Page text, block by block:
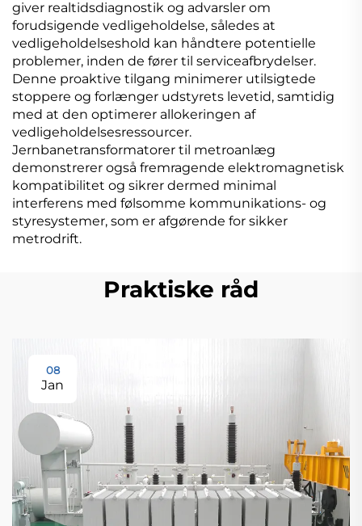
giver realtidsdiagnostik og advarsler om
forudsigende vedligeholdelse, således at
vedligeholdelseshold kan håndtere potentielle
problemer, inden de fører til serviceafbrydelser.
Denne proaktive tilgang minimerer utilsigtede
stoppere og forlænger udstyrets levetid, samtidig
med at den optimerer allokeringen af
vedligeholdelsesressourcer.
Jernbanetransformatorer til metroanlæg
demonstrerer også fremragende elektromagnetisk
kompatibilitet og sikrer dermed minimal
interferens med følsomme kommunikations- og
styresystemer, som er afgørende for sikker
metrodrift.
Praktiske råd
08
Jan